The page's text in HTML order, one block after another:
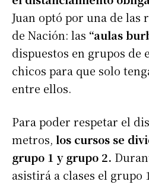
Juan optó por una de las
de Nación: las “aulas
dispuestos en grupos de
chicos para que solo
entre ellos.
Para poder respetar el
metros, los cursos se
grupo 1 y grupo 2.
asistirá a clases el grupo